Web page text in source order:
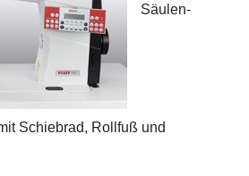
Säulen-
Schiebrad, Rollfuß und